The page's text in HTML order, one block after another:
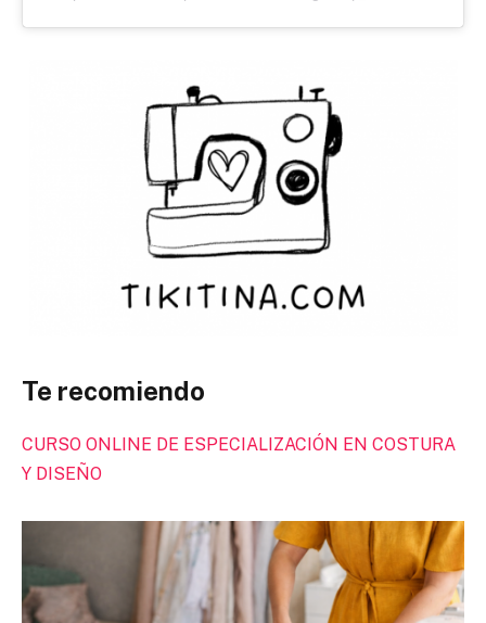
Te recomiendo
CURSO ONLINE DE ESPECIALIZACIÓN EN COSTURA
Y DISEÑO